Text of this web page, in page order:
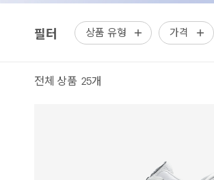
필터 상품 유형 가격
전체 상품 25개